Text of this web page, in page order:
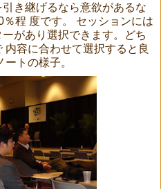
き継げるなら意欲があるな
程 度です。 セッションには
があり選択できます。どち
内容に合わせて選択すると良
トの様子。